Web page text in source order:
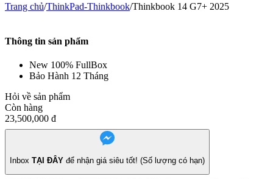
Trang chủ/ThinkPad-Thinkbook/Thinkbook 14 G7+ 2025
Thông tin sản phẩm
New 100% FullBox
Bảo Hành 12 Tháng
Hỏi về sản phẩm
Còn hàng
23,500,000 đ
Inbox TẠI ĐÂY để nhận giá siêu tốt! (Số lượng có hạn)